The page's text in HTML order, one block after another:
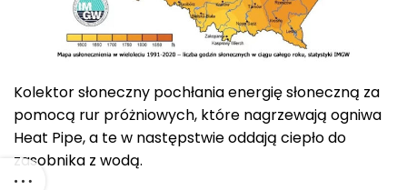
Kolektor słoneczny pochłania energię słoneczną za
pomocą rur próżniowych, które nagrzewają ogniwa
Heat Pipe, a te w następstwie oddają ciepło do
zasobnika z wodą.